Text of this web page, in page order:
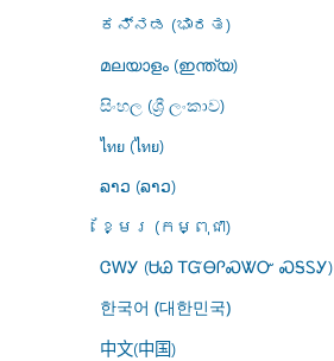
ಕನ್ನಡ (ಭಾರತ)
മലയാളം (ഇന്ത്യ)
සිංහල (ශ්‍රී ලංකාව)
ไทย (ไทย)
ລາວ (ລາວ)
ខ្មែរ (កម្ពុជា)
ᏣᎳᎩ (ᏌᏊ ᎢᏳᎾᎵᏍᏔᏅ ᏍᎦᏚᎩ)
한국어 (대한민국)
中文(中国)